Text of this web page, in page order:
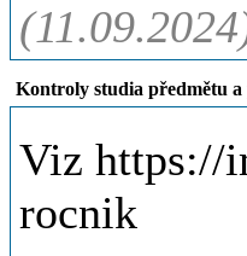
Kontroly studia předmětu a
Viz https://
rocnik